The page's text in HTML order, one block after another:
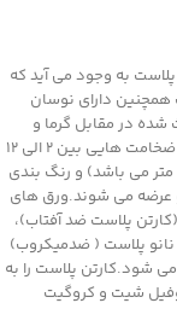
به وجود می آید که
همچنین دارای نوسان
باعث شده در مقابل گرما و
سرما از مقاومت بالایی برخوردار باشد.کارتن پلاست دارای ضخامت هایی بین ۲ الی ۱۲
عرض دلخواه (حداکثر عرض ۲.۴۰ سانتی متر می باشد) و رنگ بندی
و عرضه می شوند.ورق های
پلاست ضد آفتاب)،
پلاست ( ضدمیکروب)
شود.کارتن پلاست را به
شیت و کروگیت